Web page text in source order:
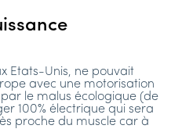
Etats-Unis, ne pouvait
avec une motorisation
le malus écologique (de
100% électrique qui sera
proche du muscle car à